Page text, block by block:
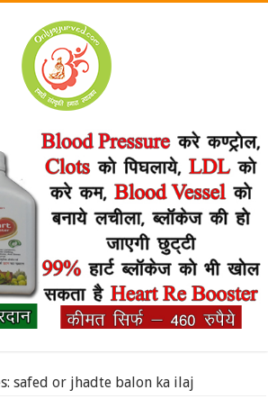
safed or jhadte balon ka ilaj